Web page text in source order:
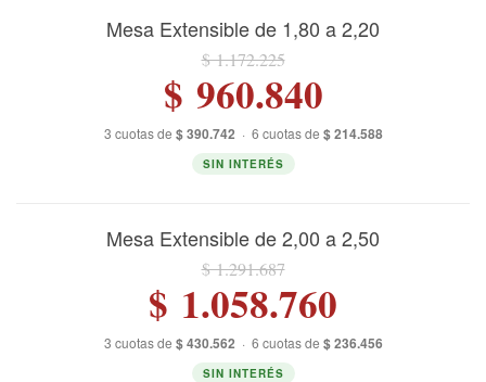
Mesa Extensible de 1,80 a 2,20
$ 1.172.225
$ 960.840
3 cuotas de $ 390.742 · 6 cuotas de $ 214.588
SIN INTERÉS
Mesa Extensible de 2,00 a 2,50
$ 1.291.687
$ 1.058.760
3 cuotas de $ 430.562 · 6 cuotas de $ 236.456
SIN INTERÉS